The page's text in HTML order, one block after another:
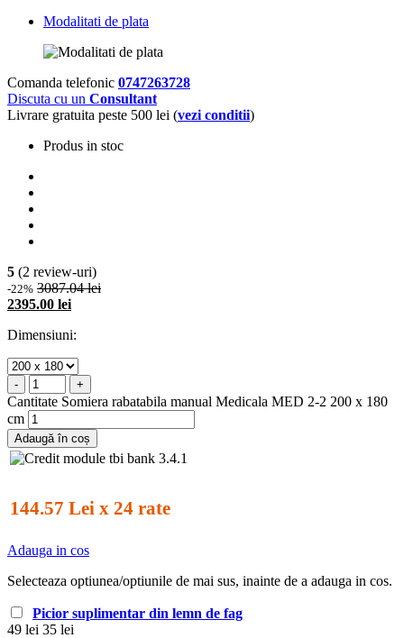
Modalitati de plata
Comanda telefonic 0747263728
Discuta cu un Consultant
Livrare gratuita peste 500 lei (vezi conditii)
Produs in stoc
5 (2 review-uri)
-22% 3087.04 lei
2395.00 lei
Dimensiuni:
- +
Cantitate Somiera rabatabila manual Medicala MED 2-2 200 x 180
cm
Adaugă în coș
144.57 Lei x 24 rate
Adauga in cos
Selecteaza optiunea/optiunile de mai sus, inainte de a adauga in cos.
Picior suplimentar din lemn de fag
49 lei 35 lei